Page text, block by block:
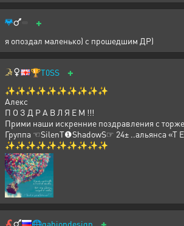
+
я опоздал маленько) с прошедшим ДР)
🏆T0SS +
✨✨✨✨✨✨✨✨✨✨
Алекс
П О З Д Р А В Л Я Е М !!!
Прими наши искренние поздравления с
Группа ☜SilenТ❶ShadowS☞ 24± ..альянса «Т
✨✨✨✨✨✨✨✨✨✨
🌐gabiondesign +